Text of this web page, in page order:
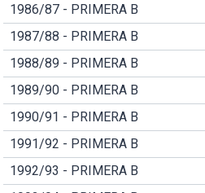
1986/87 - PRIMERA B
1987/88 - PRIMERA B
1988/89 - PRIMERA B
1989/90 - PRIMERA B
1990/91 - PRIMERA B
1991/92 - PRIMERA B
1992/93 - PRIMERA B